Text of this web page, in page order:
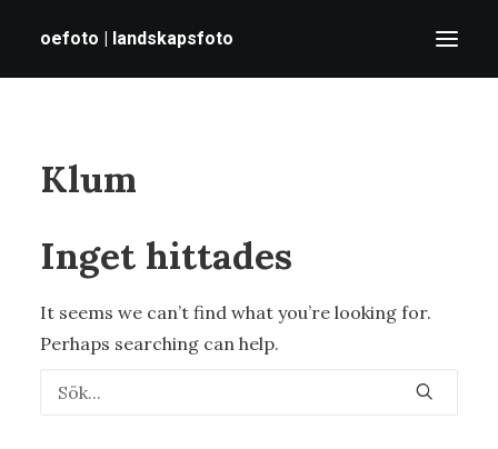
oefoto | landskapsfoto
GALLERI
OM MIG
SÖK
Klum
Inget hittades
It seems we can’t find what you’re looking for.
Perhaps searching can help.